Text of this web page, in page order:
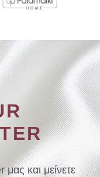
και μείνετε